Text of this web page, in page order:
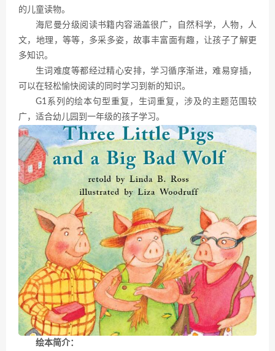
的儿童读物。
海尼曼分级阅读书籍内容涵盖很广，自然科学，人物，人
文，地理，等等，多采多姿，故事丰富面有趣，让孩子了解更
多知识。
生词难度等都经过精心安排，学习循序渐进，难易穿插，
可以在轻松愉快阅读的同时学习到新的知识。
G1系列的绘本句型重复，生词重复，涉及的主题范围较
广，适合幼儿园到一年级的孩子学习。
绘本简介：